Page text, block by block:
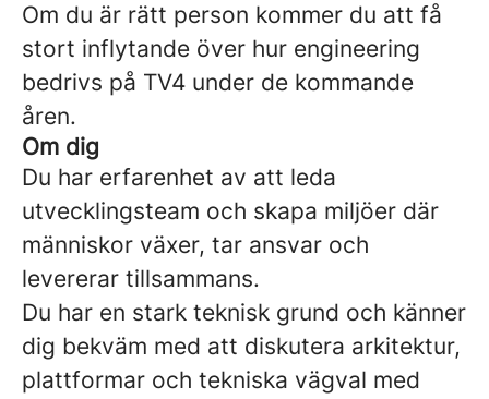
Om du är rätt person kommer du att få
stort inflytande över hur engineering
bedrivs på TV4 under de kommande
åren.
Om dig
Du har erfarenhet av att leda
utvecklingsteam och skapa miljöer där
människor växer, tar ansvar och
levererar tillsammans.
Du har en stark teknisk grund och känner
dig bekväm med att diskutera arkitektur,
plattformar och tekniska vägval med